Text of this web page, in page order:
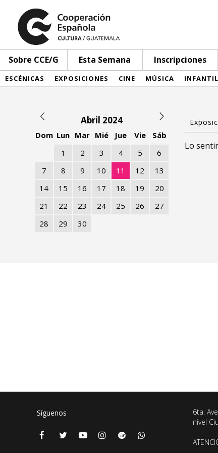
Sobre CCE/G Esta Semana Inscripciones
ESCÉNICAS EXPOSICIONES CINE MÚSICA
Abril 2024
Dom Lun Mar Mié Jue Vie
Sáb
1
2 3 4 5
6
7
8 9 10 11 12
13
14
15 16 17 18 19
20
21
22 23 24 25 26
27
28
29 30
Lo
Síguenos
6ta.
nivel